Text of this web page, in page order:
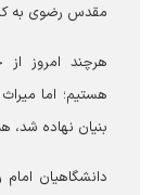
مقدس رضوی به
هرچند امروز
هستیم؛ اما
بنیان نهاده
دانشگاهیان